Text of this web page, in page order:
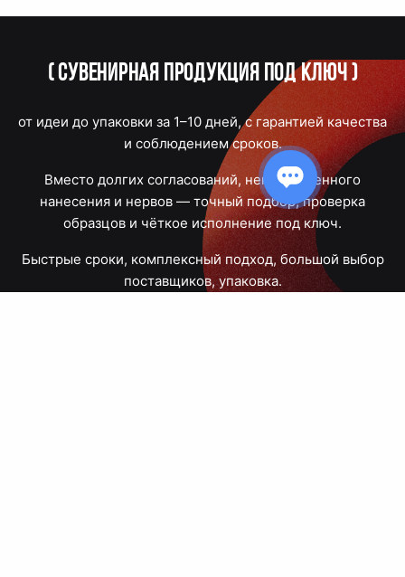
(Сувенирная продукция под ключ)
от идеи до упаковки за 1–10 дней, с гарантией качества
и соблюдением сроков.
Вместо долгих согласований, некачественного
нанесения и нервов — точный подбор, проверка
образцов и чёткое исполнение под ключ.
Быстрые сроки, комплексный подход, большой выбор
поставщиков, упаковка.